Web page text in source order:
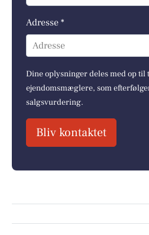
Adresse *
Adresse
Dine oplysninger deles med op til
ejendomsmæglere, som
salgsvurdering.
Bliv kontaktet